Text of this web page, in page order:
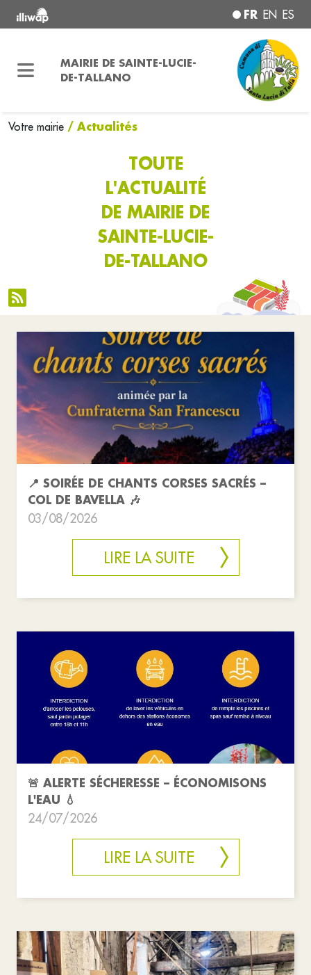
FR EN ES
MAIRIE DE SAINTE-LUCIE-
DE-TALLANO
Votre mairie / Actualités
TOUTE
L'ACTUALITÉ
DE MAIRIE DE
SAINTE-LUCIE-
DE-TALLANO
📍 SOIRÉE DE CHANTS CORSES SACRÉS –
COL DE BAVELLA 🎶
03/08/2026
LIRE LA SUITE
🚨 ALERTE SÉCHERESSE – ÉCONOMISONS
L'EAU 💧
24/07/2026
LIRE LA SUITE